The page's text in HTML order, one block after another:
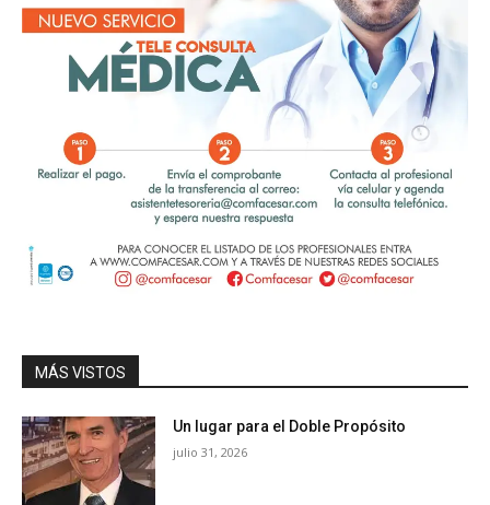
MÁS VISTOS
Un lugar para el Doble Propósito
julio 31, 2026